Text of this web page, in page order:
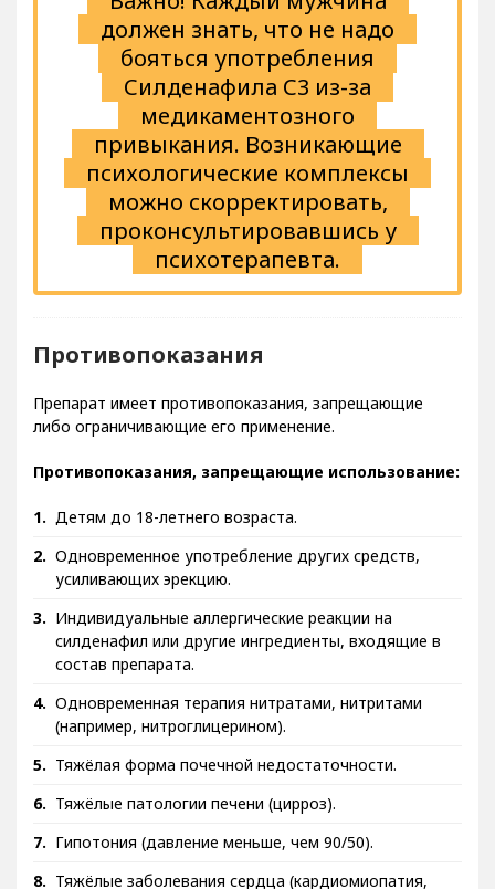
Важно! Каждый мужчина
должен знать, что не надо
бояться употребления
Силденафила С3 из-за
медикаментозного
привыкания. Возникающие
психологические комплексы
можно скорректировать,
проконсультировавшись у
психотерапевта.
Противопоказания
Препарат имеет противопоказания, запрещающие
либо ограничивающие его применение.
Противопоказания, запрещающие использование:
Детям до 18-летнего возраста.
Одновременное употребление других средств,
усиливающих эрекцию.
Индивидуальные аллергические реакции на
силденафил или другие ингредиенты, входящие в
состав препарата.
Одновременная терапия нитратами, нитритами
(например, нитроглицерином).
Тяжёлая форма почечной недостаточности.
Тяжёлые патологии печени (цирроз).
Гипотония (давление меньше, чем 90/50).